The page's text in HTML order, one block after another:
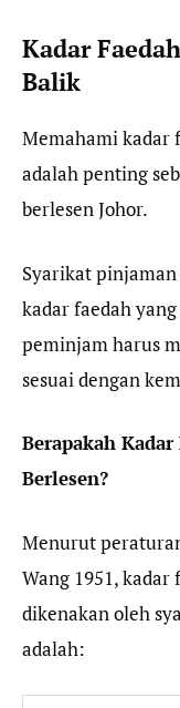
Kadar
Balik
Memahami kadar
adalah penting
berlesen Johor.
Syarikat
kadar faedah
peminjam harus
sesuai dengan
Berapakah
Berlesen?
Menurut
Wang 1951,
dikenakan oleh
adalah: